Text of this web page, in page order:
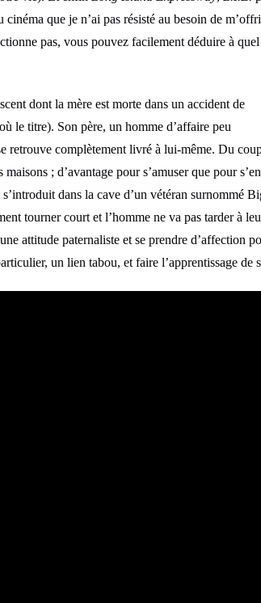
cinéma que je n’ai pas résisté au besoin de
pas, vous pouvez facilement déduire à
dont la mère est morte dans un accident de
le titre). Son père, un homme d’affaire peu
retrouve complètement livré à lui-même. Du
; d’avantage pour s’amuser que pour
dans la cave d’un vétéran surnommé
tourner court et l’homme ne va pas tarder à
attitude paternaliste et se prendre d’affection
un lien tabou, et faire l’apprentissage de